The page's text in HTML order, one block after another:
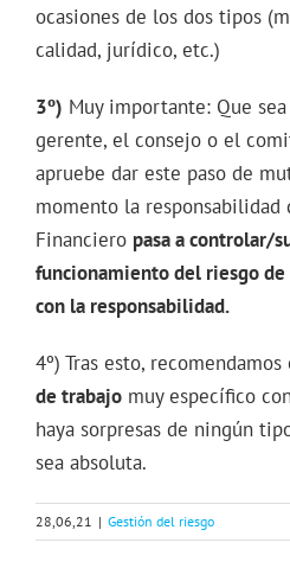
ocasiones de los dos tipos
calidad, jurídico, etc.)
3º) Muy importante: Que
gerente, el consejo o el
apruebe dar este paso de
momento la responsabilidad
Financiero pasa a controlar/
funcionamiento del riesgo de
con la responsabilidad.
4º) Tras esto,
de trabajo muy específico
haya sorpresas de ningún
sea absoluta.
28,06,21 | Gestión del riesgo